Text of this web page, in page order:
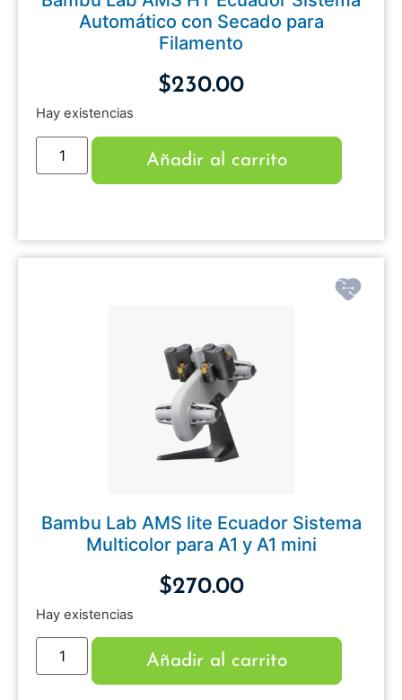
Automático con Secado para
Filamento
$230.00
Hay existencias
Añadir al carrito
Bambu Lab AMS lite Ecuador Sistema
Multicolor para A1 y A1 mini
$270.00
Hay existencias
Añadir al carrito